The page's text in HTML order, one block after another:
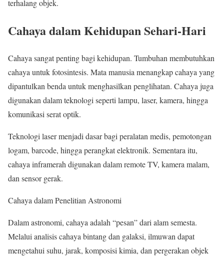
terhalang objek.
Cahaya dalam Kehidupan Sehari-Hari
Cahaya sangat penting bagi kehidupan. Tumbuhan membutuhkan
cahaya untuk fotosintesis. Mata manusia menangkap cahaya yang
dipantulkan benda untuk menghasilkan penglihatan. Cahaya juga
digunakan dalam teknologi seperti lampu, laser, kamera, hingga
komunikasi serat optik.
Teknologi laser menjadi dasar bagi peralatan medis, pemotongan
logam, barcode, hingga perangkat elektronik. Sementara itu,
cahaya inframerah digunakan dalam remote TV, kamera malam,
dan sensor gerak.
Cahaya dalam Penelitian Astronomi
Dalam astronomi, cahaya adalah “pesan” dari alam semesta.
Melalui analisis cahaya bintang dan galaksi, ilmuwan dapat
mengetahui suhu, jarak, komposisi kimia, dan pergerakan objek